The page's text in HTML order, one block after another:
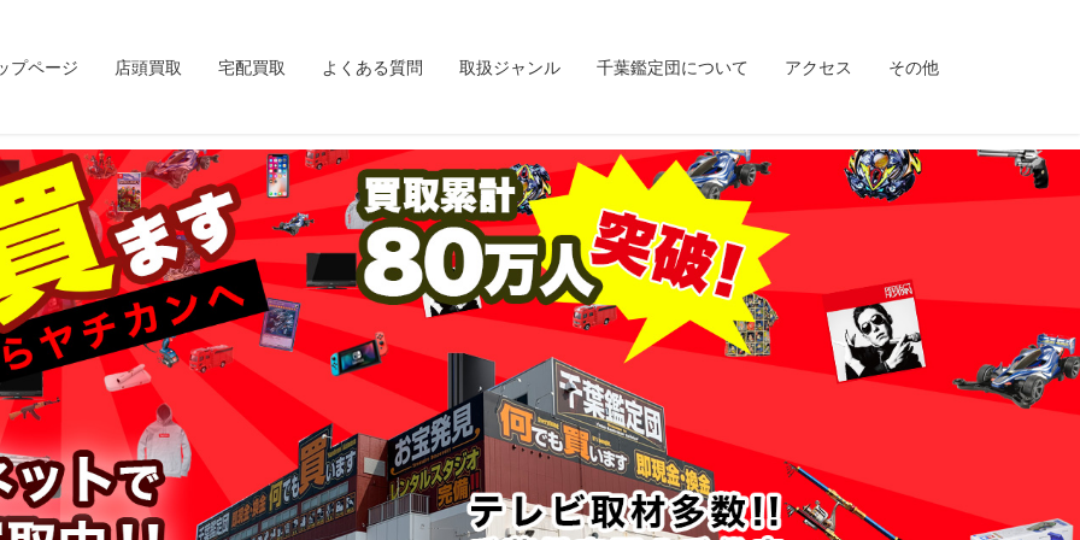
プページ 店頭買取 宅配買取 よくある質問 取扱ジャンル 千葉鑑定団について アクセス その他